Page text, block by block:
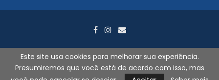
2026©DETRAN-RR. Todos os direitos reservados. - PorSearch
Tecnologia
Este site usa cookies para melhorar sua experiência.
Presumiremos que você está de acordo com isso, mas